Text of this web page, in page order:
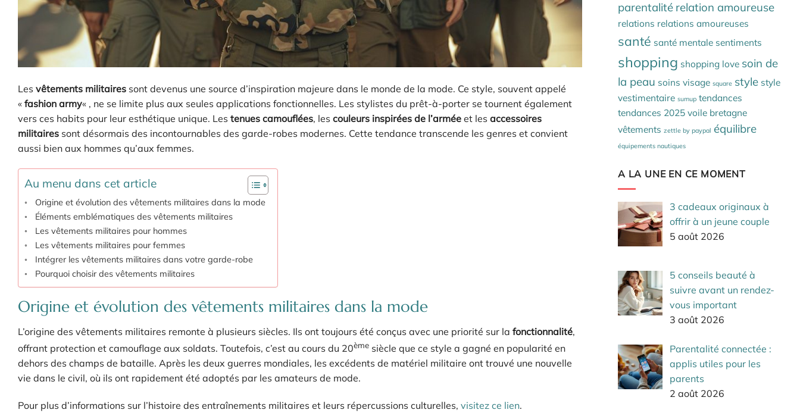
Les vêtements militaires sont devenus une source d’inspiration majeure dans le monde de la mode. Ce style, souvent appelé
« fashion army« , ne se limite plus aux seules applications fonctionnelles. Les stylistes du prêt-à-porter se tournent également
vers ces habits pour leur esthétique unique. Les tenues camouflées, les couleurs inspirées de l’armée et les accessoires
militaires sont désormais des incontournables des garde-robes modernes. Cette tendance transcende les genres et convient
aussi bien aux hommes qu’aux femmes.
Au menu dans cet article
Origine et évolution des vêtements militaires dans la mode
Éléments emblématiques des vêtements militaires
Les vêtements militaires pour hommes
Les vêtements militaires pour femmes
Intégrer les vêtements militaires dans votre garde-robe
Pourquoi choisir des vêtements militaires
Origine et évolution des vêtements militaires dans la mode
L’origine des vêtements militaires remonte à plusieurs siècles. Ils ont toujours été conçus avec une priorité sur la fonctionnalité,
offrant protection et camouflage aux soldats. Toutefois, c’est au cours du 20ème siècle que ce style a gagné en popularité en
dehors des champs de bataille. Après les deux guerres mondiales, les excédents de matériel militaire ont trouvé une nouvelle
vie dans le civil, où ils ont rapidement été adoptés par les amateurs de mode.
Pour plus d’informations sur l’histoire des entraînements militaires et leurs répercussions culturelles, visitez ce lien.
parentalité relation amoureuse
relations relations amoureuses
santé santé mentale sentiments
shopping shopping love soin de
la peau soins visage square style style
vestimentaire sumup tendances
tendances 2025 voile bretagne
vêtements zettle by paypal équilibre
équipements nautiques
A LA UNE EN CE MOMENT
3 cadeaux originaux à
offrir à un jeune couple
5 août 2026
5 conseils beauté à
suivre avant un rendez-
vous important
3 août 2026
Parentalité connectée :
applis utiles pour les
parents
2 août 2026